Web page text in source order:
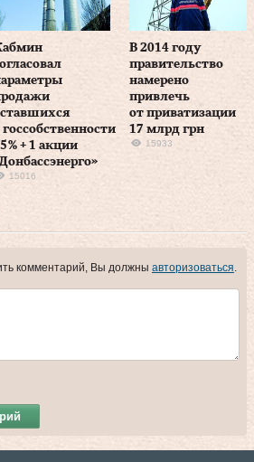
госсобственности
% + 1 акции
15016
В 2014 году
правительство
намерено
привлечь
от приватизации
17 млрд грн
15933
комментарий, Вы должны авторизоваться.